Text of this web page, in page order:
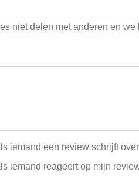
iemand een review schrijft
iemand reageert op mijn